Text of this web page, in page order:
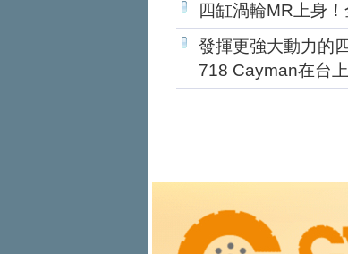
四缸渦輪MR上身
發揮更強大動力的
718 Cayman在台